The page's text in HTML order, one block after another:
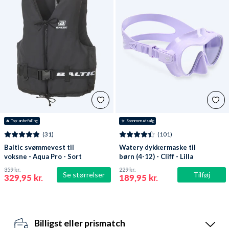
🔥 Top-anbefaling
Se størrelser
(31)
Baltic svømmevest til
voksne - Aqua Pro - Sort
329,95 kr.
359 kr.
☀️ Sommerudsalg
Tilføj
(101)
Watery dykkermaske til
børn (4-12) - Cliff - Lilla
189,95 kr.
229 kr.
Billigst eller prismatch